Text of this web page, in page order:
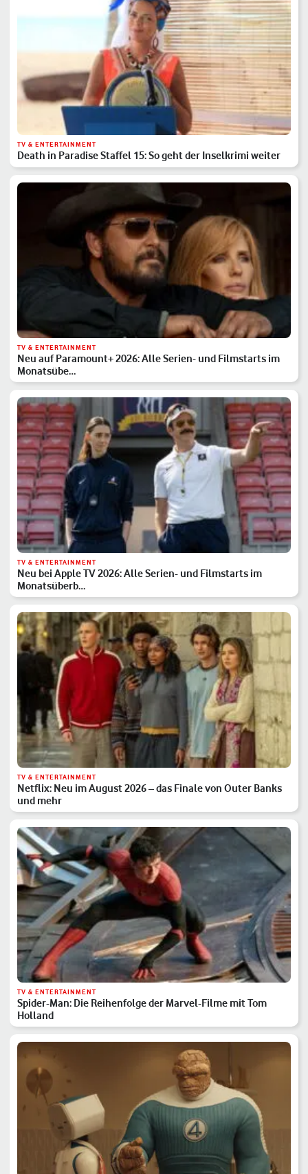
TV & ENTERTAINMENT
Death in Paradise Staffel 15: So geht der Inselkrimi weiter
TV & ENTERTAINMENT
Neu auf Paramount+ 2026: Alle Serien- und Filmstarts im
Monatsübe…
TV & ENTERTAINMENT
Neu bei Apple TV 2026: Alle Serien- und Filmstarts im
Monatsüberb…
TV & ENTERTAINMENT
Netflix: Neu im August 2026 – das Finale von Outer Banks
und mehr
TV & ENTERTAINMENT
Spider-Man: Die Reihenfolge der Marvel-Filme mit Tom
Holland